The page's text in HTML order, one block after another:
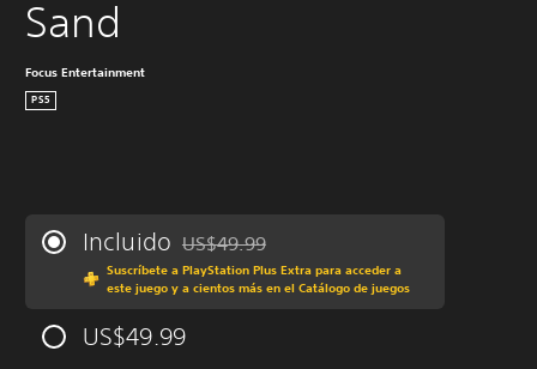
Sand
Focus Entertainment
PS5
Incluido Rebajado del precio original de US$49.99
US$49.99
Suscríbete a PlayStation Plus Extra para acceder a
este juego y a cientos más en el Catálogo de juegos
US$49.99